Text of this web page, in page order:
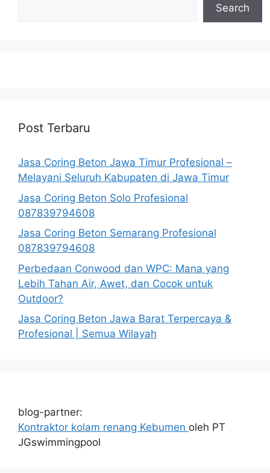
Search
Post Terbaru
Jasa Coring Beton Jawa Timur Profesional –
Melayani Seluruh Kabupaten di Jawa Timur
Jasa Coring Beton Solo Profesional
087839794608
Jasa Coring Beton Semarang Profesional
087839794608
Perbedaan Conwood dan WPC: Mana yang
Lebih Tahan Air, Awet, dan Cocok untuk
Outdoor?
Jasa Coring Beton Jawa Barat Terpercaya &
Profesional | Semua Wilayah
blog-partner:
Kontraktor kolam renang Kebumen oleh PT
JGswimmingpool